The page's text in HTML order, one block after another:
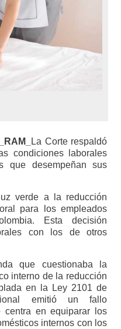
La Corte respaldó
condiciones laborales
que desempeñan sus
verde a la reducción
para los empleados
Esta decisión
con los de otros
que cuestionaba la
interno de la reducción
en la Ley 2101 de
emitió un fallo
centra en equiparar los
internos con los